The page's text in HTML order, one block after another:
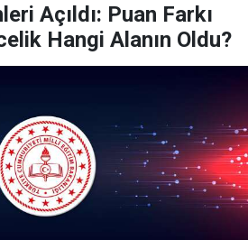
Açıldı: Puan Farkı
Hangi Alanın Oldu?